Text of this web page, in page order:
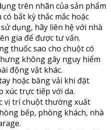
trên nhãn của sản phẩm
bất kỳ thắc mắc hoặc
dụng, hãy liên hệ với nhà
gia để được tư vấn.
thuốc sao cho chuột có
không gây nguy hiểm
động vật khác.
hoặc băng vải khi đặt
xúc trực tiếp với da.
vị trí chuột thường xuất
bếp, phòng khách, nhà